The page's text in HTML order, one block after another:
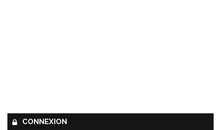
CONNEXION